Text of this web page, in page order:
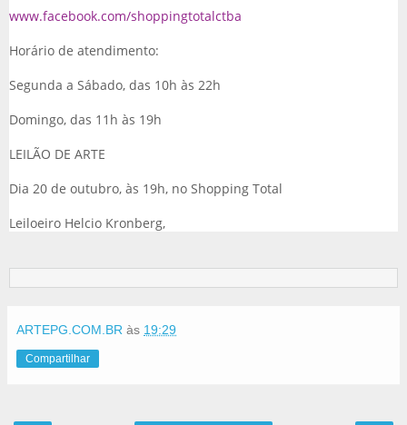
www.facebook.com/shoppingtotalctba
Horário de atendimento:
Segunda a Sábado, das 10h às 22h
Domingo, das 11h às 19h
LEILÃO DE ARTE
Dia 20 de outubro, às 19h, no Shopping Total
Leiloeiro Helcio Kronberg,
ARTEPG.COM.BR às 19:29
Compartilhar